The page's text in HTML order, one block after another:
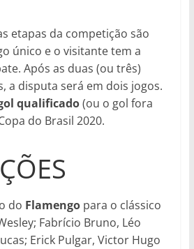
etapas da competição são
único e o visitante tem a
Após as duas (ou três)
a disputa será em dois jogos.
qualificado(ou o gol fora
do Brasil 2020.
do Flamengopara o clássico
Fabrício Bruno, Léo
Erick Pulgar, Victor Hugo